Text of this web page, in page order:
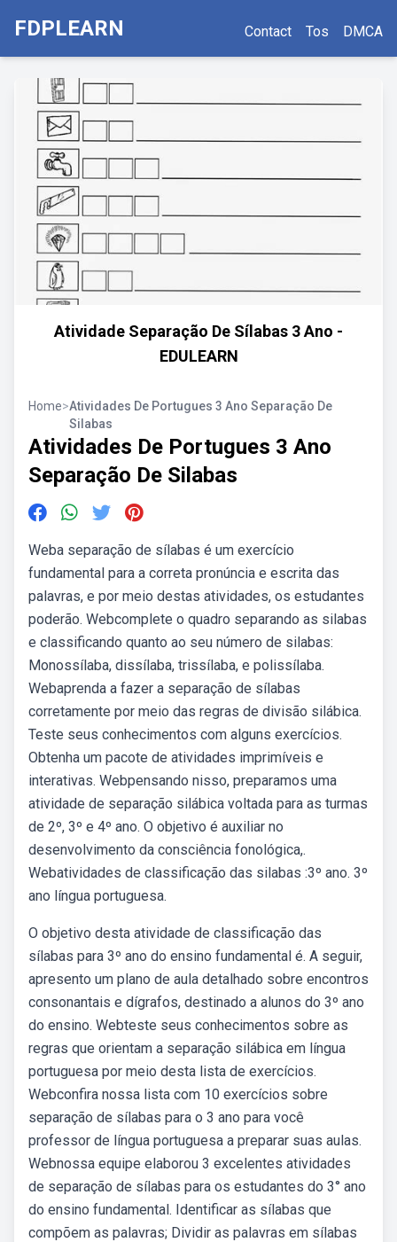
FDPLEARN Contact Tos DMCA
Atividade Separação De Sílabas 3 Ano -
EDULEARN
Home>Atividades De Portugues 3 Ano Separação De
Silabas
Atividades De Portugues 3 Ano
Separação De Silabas
Weba separação de sílabas é um exercício
fundamental para a correta pronúncia e escrita das
palavras, e por meio destas atividades, os estudantes
poderão. Webcomplete o quadro separando as silabas
e classificando quanto ao seu número de silabas:
Monossílaba, dissílaba, trissílaba, e polissílaba.
Webaprenda a fazer a separação de sílabas
corretamente por meio das regras de divisão silábica.
Teste seus conhecimentos com alguns exercícios.
Obtenha um pacote de atividades imprimíveis e
interativas. Webpensando nisso, preparamos uma
atividade de separação silábica voltada para as turmas
de 2º, 3º e 4º ano. O objetivo é auxiliar no
desenvolvimento da consciência fonológica,.
Webatividades de classificação das silabas :3º ano. 3º
ano língua portuguesa.
O objetivo desta atividade de classificação das
sílabas para 3º ano do ensino fundamental é. A seguir,
apresento um plano de aula detalhado sobre encontros
consonantais e dígrafos, destinado a alunos do 3º ano
do ensino. Webteste seus conhecimentos sobre as
regras que orientam a separação silábica em língua
portuguesa por meio desta lista de exercícios.
Webconfira nossa lista com 10 exercícios sobre
separação de sílabas para o 3 ano para você
professor de língua portuguesa a preparar suas aulas.
Webnossa equipe elaborou 3 excelentes atividades
de separação de sílabas para os estudantes do 3° ano
do ensino fundamental. Identificar as sílabas que
compõem as palavras; Dividir as palavras em sílabas